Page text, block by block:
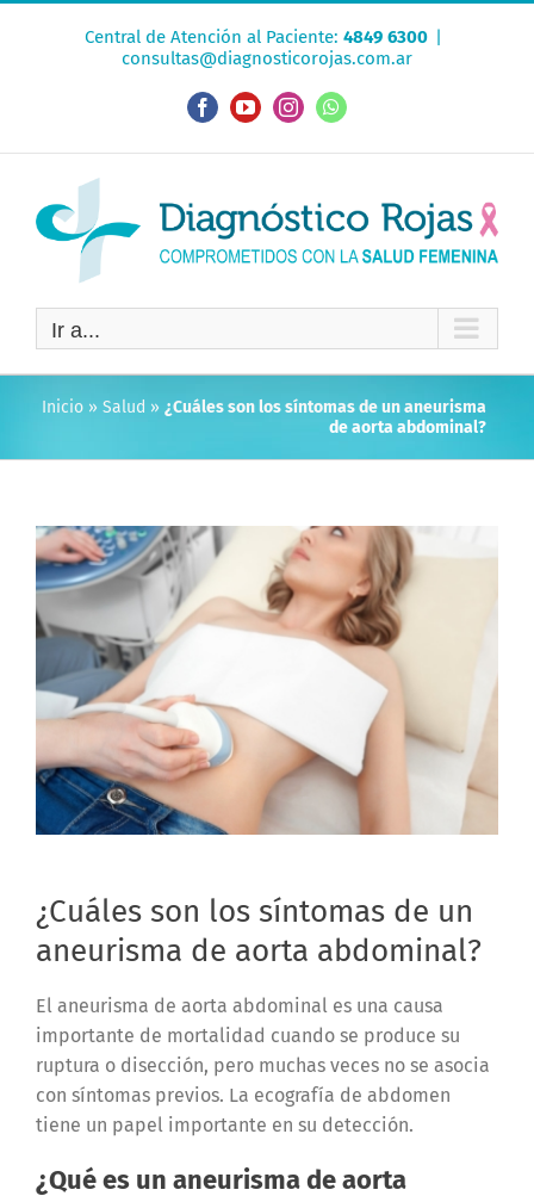
Central de Atención al Paciente: 4849 6300 |
consultas@diagnosticorojas.com.ar
FacebookYouTubeInstagramWhatsApp
Ir a...
Inicio » Salud » ¿Cuáles son los síntomas de un aneurisma
de aorta abdominal?
¿Cuáles son los síntomas de un
aneurisma de aorta abdominal?
El aneurisma de aorta abdominal es una causa
importante de mortalidad cuando se produce su
ruptura o disección, pero muchas veces no se asocia
con síntomas previos. La ecografía de abdomen
tiene un papel importante en su detección.
¿Qué es un aneurisma de aorta